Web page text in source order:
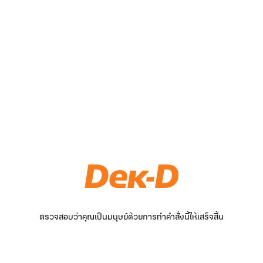
ตรวจสอบว่าคุณเป็นมนุษย์ด้วยการทำคำสั่งนี้ให้เสร็จสิ้น